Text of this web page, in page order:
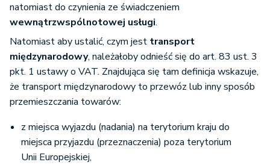
natomiast do czynienia ze świadczeniem
wewnątrzwspólnotowej usługi.
Natomiast aby ustalić, czym jest transport
międzynarodowy, należałoby odnieść się do art. 83 ust. 3
pkt. 1 ustawy o VAT. Znajdująca się tam definicja wskazuje,
że transport międzynarodowy to przewóz lub inny sposób
przemieszczania towarów:
z miejsca wyjazdu (nadania) na terytorium kraju do
miejsca przyjazdu (przeznaczenia) poza terytorium
Unii Europejskiej,